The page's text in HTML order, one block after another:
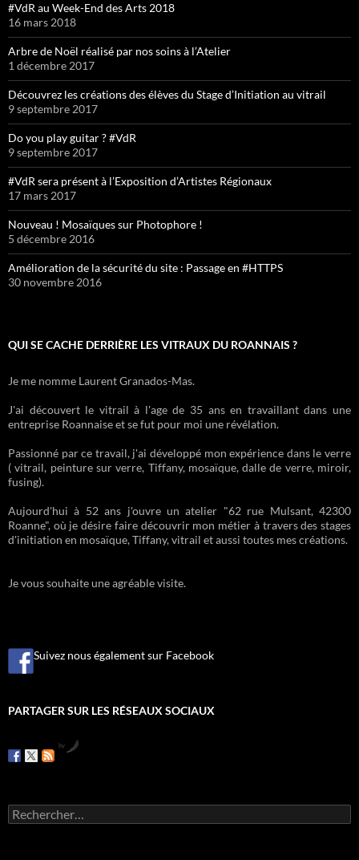
#VdR au Week-End des Arts 2018
16 mars 2018
Arbre de Noël réalisé par nos soins à l’Atelier
1 décembre 2017
Découvrez les créations des élèves du Stage d’Initiation au vitrail
9 septembre 2017
Do you play guitar ? #VdR
9 septembre 2017
#VdR sera présent à l’Exposition d’Artistes Régionaux
17 mars 2017
Nouveau ! Mosaïques sur Photophore !
5 décembre 2016
Amélioration de la sécurité du site : Passage en #HTTPS
30 novembre 2016
QUI SE CACHE DERRIÈRE LES VITRAUX DU ROANNAIS ?
Je me nomme Laurent Granados-Mas.
J'ai découvert le vitrail à l'age de 35 ans en travaillant dans une
entreprise Roannaise et se fut pour moi une révélation.
Passionné par ce travail, j'ai développé mon expérience dans le verre
( vitrail, peinture sur verre, Tiffany, mosaïque, dalle de verre, miroir,
fusing).
Aujourd'hui à 52 ans j'ouvre un atelier "62 rue Mulsant, 42300
Roanne", où je désire faire découvrir mon métier à travers des stages
d'initiation en mosaïque, Tiffany, vitrail et aussi toutes mes créations.
Je vous souhaite une agréable visite.
Suivez nous également sur Facebook
PARTAGER SUR LES RÉSEAUX SOCIAUX
by
R
e